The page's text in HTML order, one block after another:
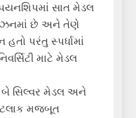
સાત મેડલ
છે અને તેણે
હતો પરંતુ સ્પર્ધામાં
માટે મેડલ
બે સિલ્વર મેડલ અને
મજબૂત